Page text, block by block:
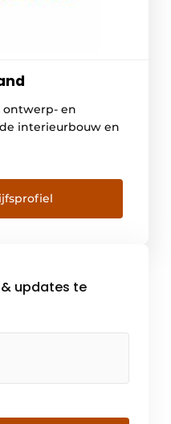
ontwerp- en
interieurbouw en
updates te